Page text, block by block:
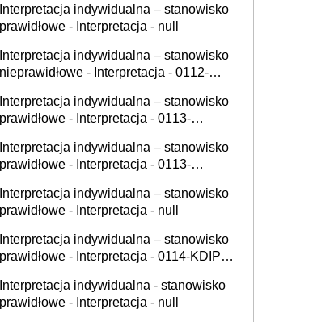
Interpretacja indywidualna – stanowisko
prawidłowe - Interpretacja - null
Interpretacja indywidualna – stanowisko
nieprawidłowe - Interpretacja - 0112-
Interpretacja indywidualna – stanowisko
prawidłowe - Interpretacja - 0113-
Interpretacja indywidualna – stanowisko
prawidłowe - Interpretacja - 0113-
Interpretacja indywidualna – stanowisko
prawidłowe - Interpretacja - null
Interpretacja indywidualna – stanowisko
prawidłowe - Interpretacja - 0114-KDIP1-
Interpretacja indywidualna - stanowisko
prawidłowe - Interpretacja - null